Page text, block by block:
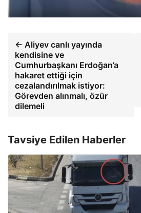
← Aliyev canlı yayında
kendisine ve
Cumhurbaşkanı Erdoğan’a
hakaret ettiği için
cezalandırılmak istiyor:
Görevden alınmalı, özür
dilemeli
Tavsiye Edilen Haberler